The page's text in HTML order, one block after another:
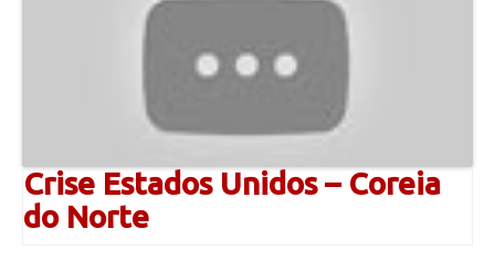
Crise Estados Unidos – Coreia
do Norte